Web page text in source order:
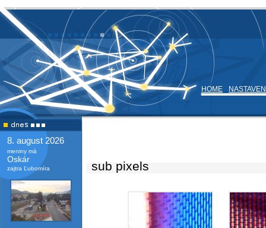
HOME
8. august 2026
meniny má
Oskár
zajtra Ľubomíra sub pixels